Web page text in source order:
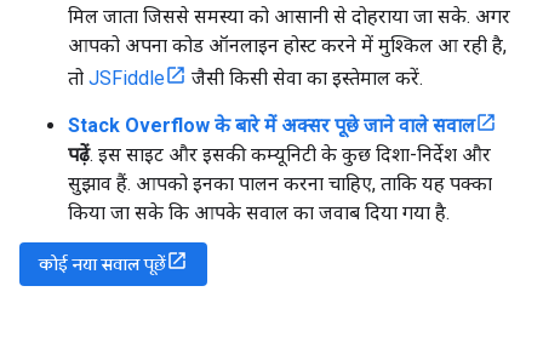
मिल जाता जिससे समस्या को आसानी से दोहराया जा सके. अगर
आपको अपना कोड ऑनलाइन होस्ट करने में मुश्किल आ रही है,
तो JSFiddle जैसी किसी सेवा का इस्तेमाल करें.
Stack Overflow के बारे में अक्सर पूछे जाने वाले सवाल
पढ़ें. इस साइट और इसकी कम्यूनिटी के कुछ दिशा-निर्देश और
सुझाव हैं. आपको इनका पालन करना चाहिए, ताकि यह पक्का
किया जा सके कि आपके सवाल का जवाब दिया गया है.
कोई नया सवाल पूछें